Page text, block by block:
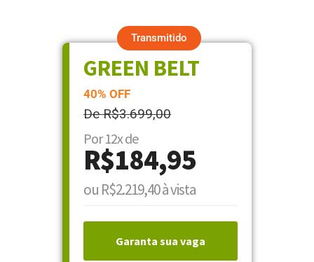
Transmitido
GREEN BELT
40% OFF
De R$3.699,00
Por 12x de
R$184,95
ou R$2.219,40 à vista
Garanta sua vaga